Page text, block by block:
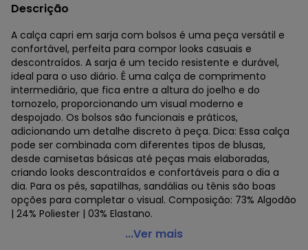
Descrição
A calça capri em sarja com bolsos é uma peça versátil e
confortável, perfeita para compor looks casuais e
descontraídos. A sarja é um tecido resistente e durável,
ideal para o uso diário. É uma calça de comprimento
intermediário, que fica entre a altura do joelho e do
tornozelo, proporcionando um visual moderno e
despojado. Os bolsos são funcionais e práticos,
adicionando um detalhe discreto à peça. Dica: Essa calça
pode ser combinada com diferentes tipos de blusas,
desde camisetas básicas até peças mais elaboradas,
criando looks descontraídos e confortáveis para o dia a
dia. Para os pés, sapatilhas, sandálias ou tênis são boas
opções para completar o visual. Composição: 73% Algodão
| 24% Poliester | 03% Elastano.
Lamis - Calca Capri Sarja Cintura Alta Amarelo
...Ver mais